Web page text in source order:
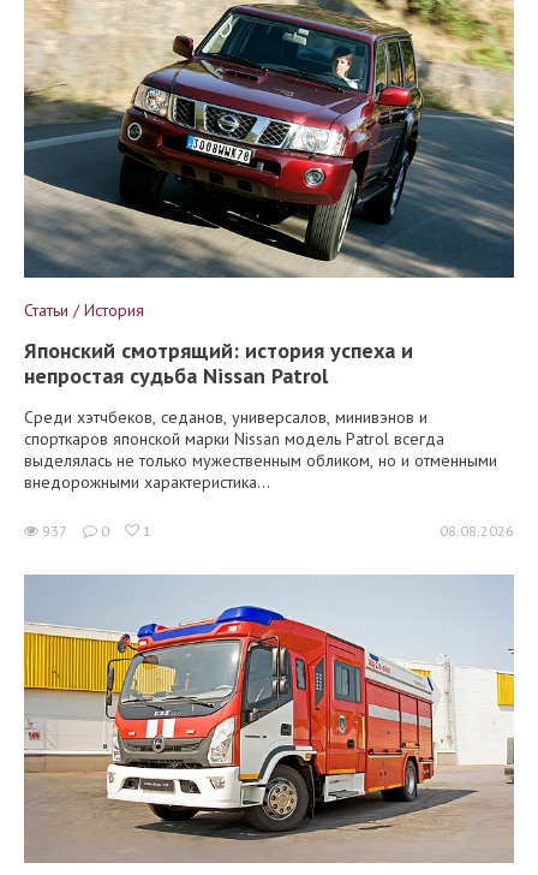
Статьи / История
Японский смотрящий: история успеха и
непростая судьба Nissan Patrol
Среди хэтчбеков, седанов, универсалов, минивэнов и
спорткаров японской марки Nissan модель Patrol всегда
выделялась не только мужественным обликом, но и отменными
внедорожными характеристика...
937 0 1 08.08.2026